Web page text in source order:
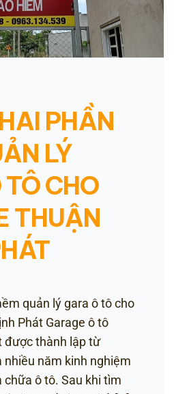
PHẦN
LÝ
CHO
THUẬN
quản lý gara ô tô cho
Phát Garage ô tô
được thành lập từ
nhiều năm kinh nghiệm
ô tô. Sau khi tìm